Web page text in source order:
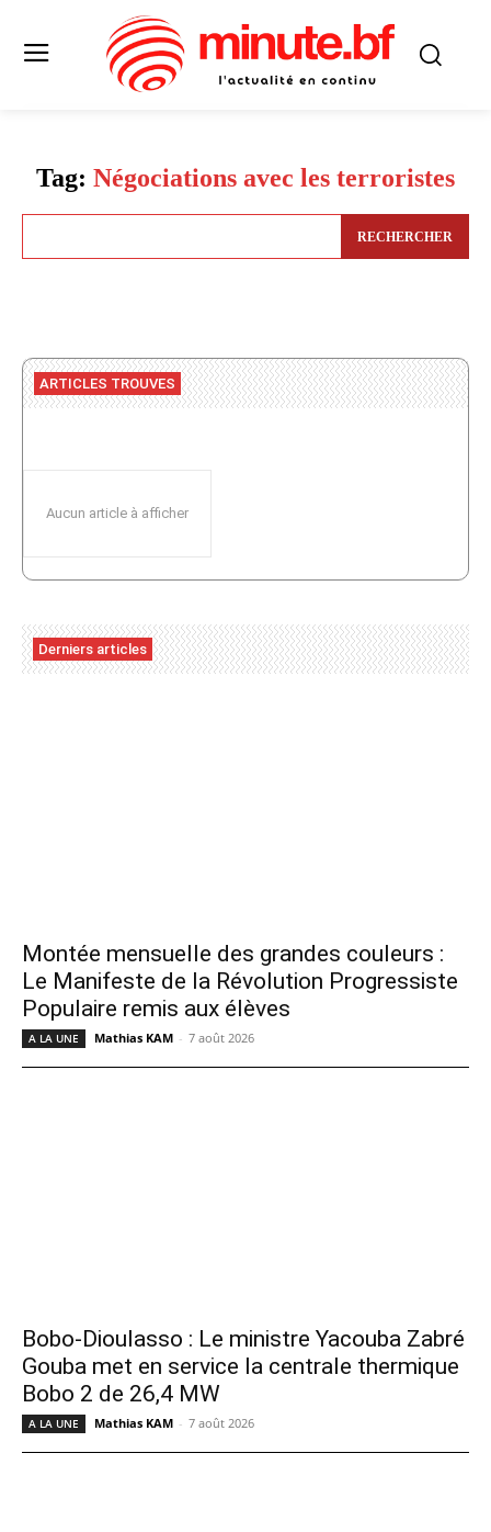
Tag: Négociations avec les terroristes
RECHERCHER
ARTICLES TROUVES
Aucun article à afficher
Derniers articles
Montée mensuelle des grandes couleurs :
Le Manifeste de la Révolution Progressiste
Populaire remis aux élèves
A LA UNE Mathias KAM - 7 août 2026
Bobo-Dioulasso : Le ministre Yacouba Zabré
Gouba met en service la centrale thermique
Bobo 2 de 26,4 MW
A LA UNE Mathias KAM - 7 août 2026